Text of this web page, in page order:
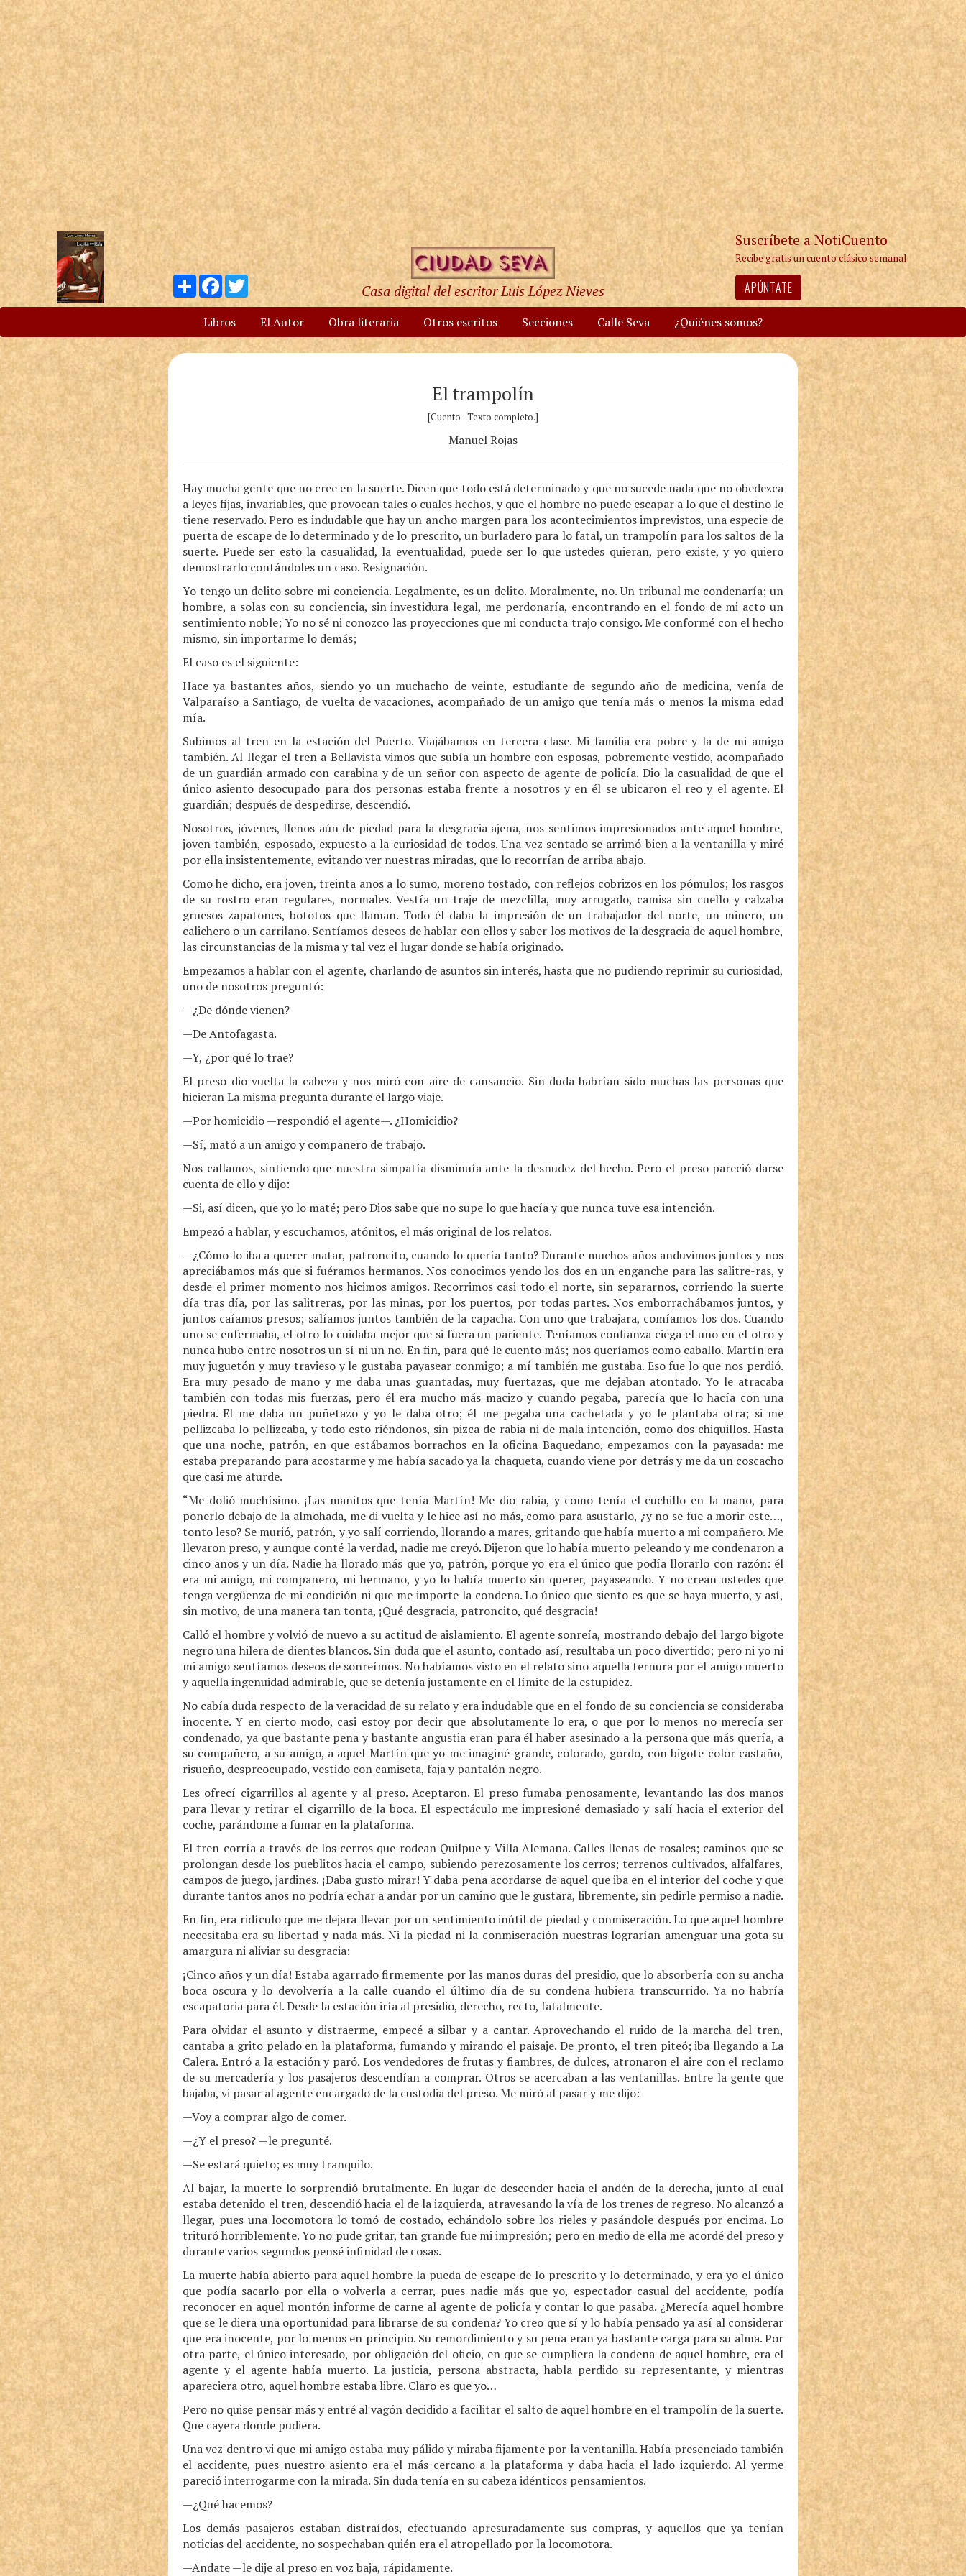
Compartir
Facebook
Twitter
Casa digital del escritor Luis López Nieves
Suscríbete a NotiCuento
Recibe gratis un cuento clásico semanal
APÚNTATE
Libros El Autor Obra literaria Otros escritos Secciones Calle Seva ¿Quiénes somos?
El trampolín
[Cuento - Texto completo.]
Manuel Rojas
Hay mucha gente que no cree en la suerte. Dicen que todo está determinado y que no sucede nada que no obedezca
a leyes fijas, invariables, que provocan tales o cuales hechos, y que el hombre no puede escapar a lo que el destino le
tiene reservado. Pero es indudable que hay un ancho margen para los acontecimientos imprevistos, una especie de
puerta de escape de lo determinado y de lo prescrito, un burladero para lo fatal, un trampolín para los saltos de la
suerte. Puede ser esto la casualidad, la eventualidad, puede ser lo que ustedes quieran, pero existe, y yo quiero
demostrarlo contándoles un caso. Resignación.
Yo tengo un delito sobre mi conciencia. Legalmente, es un delito. Moralmente, no. Un tribunal me condenaría; un
hombre, a solas con su conciencia, sin investidura legal, me perdonaría, encontrando en el fondo de mi acto un
sentimiento noble; Yo no sé ni conozco las proyecciones que mi conducta trajo consigo. Me conformé con el hecho
mismo, sin importarme lo demás;
El caso es el siguiente:
Hace ya bastantes años, siendo yo un muchacho de veinte, estudiante de segundo año de medicina, venía de
Valparaíso a Santiago, de vuelta de vacaciones, acompañado de un amigo que tenía más o menos la misma edad
mía.
Subimos al tren en la estación del Puerto. Viajábamos en tercera clase. Mi familia era pobre y la de mi amigo
también. Al llegar el tren a Bellavista vimos que subía un hombre con esposas, pobremente vestido, acompañado
de un guardián armado con carabina y de un señor con aspecto de agente de policía. Dio la casualidad de que el
único asiento desocupado para dos personas estaba frente a nosotros y en él se ubicaron el reo y el agente. El
guardián; después de despedirse, descendió.
Nosotros, jóvenes, llenos aún de piedad para la desgracia ajena, nos sentimos impresionados ante aquel hombre,
joven también, esposado, expuesto a la curiosidad de todos. Una vez sentado se arrimó bien a la ventanilla y miré
por ella insistentemente, evitando ver nuestras miradas, que lo recorrían de arriba abajo.
Como he dicho, era joven, treinta años a lo sumo, moreno tostado, con reflejos cobrizos en los pómulos; los rasgos
de su rostro eran regulares, normales. Vestía un traje de mezclilla, muy arrugado, camisa sin cuello y calzaba
gruesos zapatones, bototos que llaman. Todo él daba la impresión de un trabajador del norte, un minero, un
calichero o un carrilano. Sentíamos deseos de hablar con ellos y saber los motivos de la desgracia de aquel hombre,
las circunstancias de la misma y tal vez el lugar donde se había originado.
Empezamos a hablar con el agente, charlando de asuntos sin interés, hasta que no pudiendo reprimir su curiosidad,
uno de nosotros preguntó:
—¿De dónde vienen?
—De Antofagasta.
—Y, ¿por qué lo trae?
El preso dio vuelta la cabeza y nos miró con aire de cansancio. Sin duda habrían sido muchas las personas que
hicieran La misma pregunta durante el largo viaje.
—Por homicidio —respondió el agente—. ¿Homicidio?
—Sí, mató a un amigo y compañero de trabajo.
Nos callamos, sintiendo que nuestra simpatía disminuía ante la desnudez del hecho. Pero el preso pareció darse
cuenta de ello y dijo:
—Si, así dicen, que yo lo maté; pero Dios sabe que no supe lo que hacía y que nunca tuve esa intención.
Empezó a hablar, y escuchamos, atónitos, el más original de los relatos.
—¿Cómo lo iba a querer matar, patroncito, cuando lo quería tanto? Durante muchos años anduvimos juntos y nos
apreciábamos más que si fuéramos hermanos. Nos conocimos yendo los dos en un enganche para las salitre-ras, y
desde el primer momento nos hicimos amigos. Recorrimos casi todo el norte, sin separarnos, corriendo la suerte
día tras día, por las salitreras, por las minas, por los puertos, por todas partes. Nos emborrachábamos juntos, y
juntos caíamos presos; salíamos juntos también de la capacha. Con uno que trabajara, comíamos los dos. Cuando
uno se enfermaba, el otro lo cuidaba mejor que si fuera un pariente. Teníamos confianza ciega el uno en el otro y
nunca hubo entre nosotros un sí ni un no. En fin, para qué le cuento más; nos queríamos como caballo. Martín era
muy juguetón y muy travieso y le gustaba payasear conmigo; a mí también me gustaba. Eso fue lo que nos perdió.
Era muy pesado de mano y me daba unas guantadas, muy fuertazas, que me dejaban atontado. Yo le atracaba
también con todas mis fuerzas, pero él era mucho más macizo y cuando pegaba, parecía que lo hacía con una
piedra. El me daba un puñetazo y yo le daba otro; él me pegaba una cachetada y yo le plantaba otra; si me
pellizcaba lo pellizcaba, y todo esto riéndonos, sin pizca de rabia ni de mala intención, como dos chiquillos. Hasta
que una noche, patrón, en que estábamos borrachos en la oficina Baquedano, empezamos con la payasada: me
estaba preparando para acostarme y me había sacado ya la chaqueta, cuando viene por detrás y me da un coscacho
que casi me aturde.
“Me dolió muchísimo. ¡Las manitos que tenía Martín! Me dio rabia, y como tenía el cuchillo en la mano, para
ponerlo debajo de la almohada, me di vuelta y le hice así no más, como para asustarlo, ¿y no se fue a morir este…,
tonto leso? Se murió, patrón, y yo salí corriendo, llorando a mares, gritando que había muerto a mi compañero. Me
llevaron preso, y aunque conté la verdad, nadie me creyó. Dijeron que lo había muerto peleando y me condenaron a
cinco años y un día. Nadie ha llorado más que yo, patrón, porque yo era el único que podía llorarlo con razón: él
era mi amigo, mi compañero, mi hermano, y yo lo había muerto sin querer, payaseando. Y no crean ustedes que
tenga vergüenza de mi condición ni que me importe la condena. Lo único que siento es que se haya muerto, y así,
sin motivo, de una manera tan tonta, ¡Qué desgracia, patroncito, qué desgracia!
Calló el hombre y volvió de nuevo a su actitud de aislamiento. El agente sonreía, mostrando debajo del largo bigote
negro una hilera de dientes blancos. Sin duda que el asunto, contado así, resultaba un poco divertido; pero ni yo ni
mi amigo sentíamos deseos de sonreímos. No habíamos visto en el relato sino aquella ternura por el amigo muerto
y aquella ingenuidad admirable, que se detenía justamente en el límite de la estupidez.
No cabía duda respecto de la veracidad de su relato y era indudable que en el fondo de su conciencia se consideraba
inocente. Y en cierto modo, casi estoy por decir que absolutamente lo era, o que por lo menos no merecía ser
condenado, ya que bastante pena y bastante angustia eran para él haber asesinado a la persona que más quería, a
su compañero, a su amigo, a aquel Martín que yo me imaginé grande, colorado, gordo, con bigote color castaño,
risueño, despreocupado, vestido con camiseta, faja y pantalón negro.
Les ofrecí cigarrillos al agente y al preso. Aceptaron. El preso fumaba penosamente, levantando las dos manos
para llevar y retirar el cigarrillo de la boca. El espectáculo me impresioné demasiado y salí hacia el exterior del
coche, parándome a fumar en la plataforma.
El tren corría a través de los cerros que rodean Quilpue y Villa Alemana. Calles llenas de rosales; caminos que se
prolongan desde los pueblitos hacia el campo, subiendo perezosamente los cerros; terrenos cultivados, alfalfares,
campos de juego, jardines. ¡Daba gusto mirar! Y daba pena acordarse de aquel que iba en el interior del coche y que
durante tantos años no podría echar a andar por un camino que le gustara, libremente, sin pedirle permiso a nadie.
En fin, era ridículo que me dejara llevar por un sentimiento inútil de piedad y conmiseración. Lo que aquel hombre
necesitaba era su libertad y nada más. Ni la piedad ni la conmiseración nuestras lograrían amenguar una gota su
amargura ni aliviar su desgracia:
¡Cinco años y un día! Estaba agarrado firmemente por las manos duras del presidio, que lo absorbería con su ancha
boca oscura y lo devolvería a la calle cuando el último día de su condena hubiera transcurrido. Ya no habría
escapatoria para él. Desde la estación iría al presidio, derecho, recto, fatalmente.
Para olvidar el asunto y distraerme, empecé a silbar y a cantar. Aprovechando el ruido de la marcha del tren,
cantaba a grito pelado en la plataforma, fumando y mirando el paisaje. De pronto, el tren piteó; iba llegando a La
Calera. Entró a la estación y paró. Los vendedores de frutas y fiambres, de dulces, atronaron el aire con el reclamo
de su mercadería y los pasajeros descendían a comprar. Otros se acercaban a las ventanillas. Entre la gente que
bajaba, vi pasar al agente encargado de la custodia del preso. Me miró al pasar y me dijo:
—Voy a comprar algo de comer.
—¿Y el preso? —le pregunté.
—Se estará quieto; es muy tranquilo.
Al bajar, la muerte lo sorprendió brutalmente. En lugar de descender hacia el andén de la derecha, junto al cual
estaba detenido el tren, descendió hacia el de la izquierda, atravesando la vía de los trenes de regreso. No alcanzó a
llegar, pues una locomotora lo tomó de costado, echándolo sobre los rieles y pasándole después por encima. Lo
trituró horriblemente. Yo no pude gritar, tan grande fue mi impresión; pero en medio de ella me acordé del preso y
durante varios segundos pensé infinidad de cosas.
La muerte había abierto para aquel hombre la pueda de escape de lo prescrito y lo determinado, y era yo el único
que podía sacarlo por ella o volverla a cerrar, pues nadie más que yo, espectador casual del accidente, podía
reconocer en aquel montón informe de carne al agente de policía y contar lo que pasaba. ¿Merecía aquel hombre
que se le diera una oportunidad para librarse de su condena? Yo creo que sí y lo había pensado ya así al considerar
que era inocente, por lo menos en principio. Su remordimiento y su pena eran ya bastante carga para su alma. Por
otra parte, el único interesado, por obligación del oficio, en que se cumpliera la condena de aquel hombre, era el
agente y el agente había muerto. La justicia, persona abstracta, habla perdido su representante, y mientras
apareciera otro, aquel hombre estaba libre. Claro es que yo…
Pero no quise pensar más y entré al vagón decidido a facilitar el salto de aquel hombre en el trampolín de la suerte.
Que cayera donde pudiera.
Una vez dentro vi que mi amigo estaba muy pálido y miraba fijamente por la ventanilla. Había presenciado también
el accidente, pues nuestro asiento era el más cercano a la plataforma y daba hacia el lado izquierdo. Al yerme
pareció interrogarme con la mirada. Sin duda tenía en su cabeza idénticos pensamientos.
—¿Qué hacemos?
Los demás pasajeros estaban distraídos, efectuando apresuradamente sus compras, y aquellos que ya tenían
noticias del accidente, no sospechaban quién era el atropellado por la locomotora.
—Andate —le dije al preso en voz baja, rápidamente.